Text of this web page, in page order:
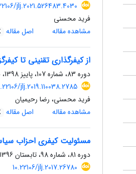
jlj.2021.526483.4030
فرید محسنی
مشاهده مقاله
اصل مقاله
از کیفرگذاری تقنینی تا
دوره 83، شماره 107، پاییز 1398، صفحه
jlj.2019.110038.2785
فرید محسنی، رضا رحیمیان
مشاهده مقاله
اصل مقاله
مسئولیت ‌کیفری احزاب
دوره 81، شماره 98، تابستان 1396، صفحه
10.22106/jlj.2017.26780